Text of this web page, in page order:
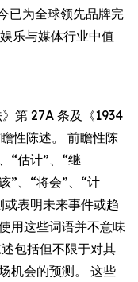
已为全球领先品牌完
乐与媒体行业中值
第 27A 条及《1934
性陈述。 前瞻性陈
“估计”、“继
”、“将会”、“计
或表明未来事件或趋
用这些词语并不意味
包括但不限于对其
机会的预测。 这些